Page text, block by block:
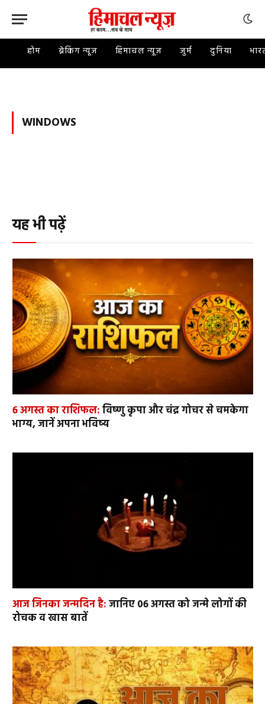
होम ब्रेकिंग न्यूज़ हिमाचल न्यूज़ जुर्म दुनिया
WINDOWS
यह भी पढ़ें
6 अगस्त का राशिफल:विष्णु कृपा और चंद्र गोचर से चमकेगा
भाग्य, जानें अपना भविष्य
आज जिनका जन्मदिन है:जानिए 06 अगस्त को जन्मे लोगों की
रोचक व खास बातें